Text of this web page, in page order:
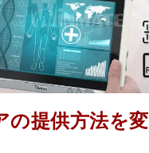
の提供方法を